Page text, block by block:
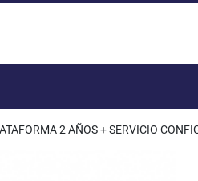
2 AÑOS + SERVICIO